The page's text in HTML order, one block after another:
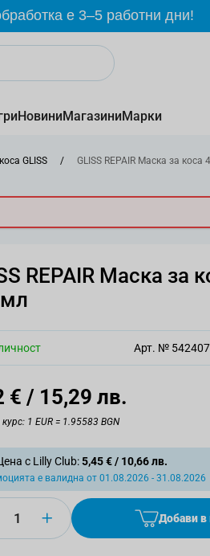
е 3–5 работни дни!
НовиниМагазиниМарки
GLISS / GLISS REPAIR Маска за коса
REPAIR Маска за
Арт. № 542407
€ / 15,29 лв.
1 EUR = 1.95583 BGN
с Lilly Club:5,45 €/ 10,66 лв.
е валидна от 01.08.2026 - 31.08.2026
Количество Добави в